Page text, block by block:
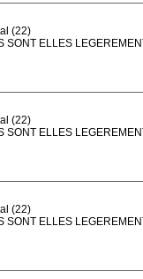
(22)
SONT ELLES
(22)
SONT ELLES
(22)
SONT ELLES